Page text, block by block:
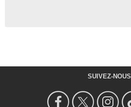
SUIVEZ-NOUS